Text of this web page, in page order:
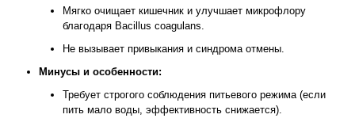
Мягко очищает кишечник и улучшает микрофлору
благодаря Bacillus coagulans.
Не вызывает привыкания и синдрома отмены.
Минусы и особенности:
Требует строгого соблюдения питьевого режима (если
пить мало воды, эффективность снижается).